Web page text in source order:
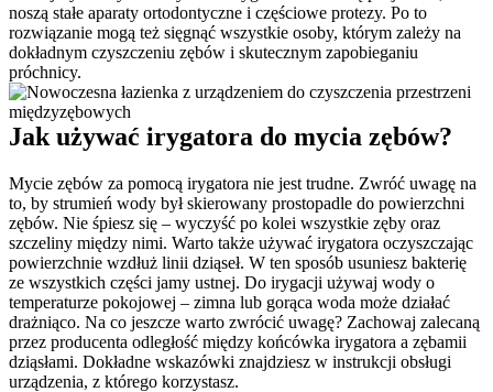
noszą stałe aparaty ortodontyczne i częściowe protezy. Po to
rozwiązanie mogą też sięgnąć wszystkie osoby, którym zależy na
dokładnym czyszczeniu zębów i skutecznym zapobieganiu
próchnicy.
Jak używać irygatora do mycia zębów?
Mycie zębów za pomocą irygatora nie jest trudne. Zwróć uwagę na
to, by strumień wody był skierowany prostopadle do powierzchni
zębów. Nie śpiesz się – wyczyść po kolei wszystkie zęby oraz
szczeliny między nimi. Warto także używać irygatora oczyszczając
powierzchnie wzdłuż linii dziąseł. W ten sposób usuniesz bakterię
ze wszystkich części jamy ustnej. Do irygacji używaj wody o
temperaturze pokojowej – zimna lub gorąca woda może działać
drażniąco. Na co jeszcze warto zwrócić uwagę? Zachowaj zalecaną
przez producenta odległość między końcówka irygatora a zębamii
dziąsłami. Dokładne wskazówki znajdziesz w instrukcji obsługi
urządzenia, z którego korzystasz.